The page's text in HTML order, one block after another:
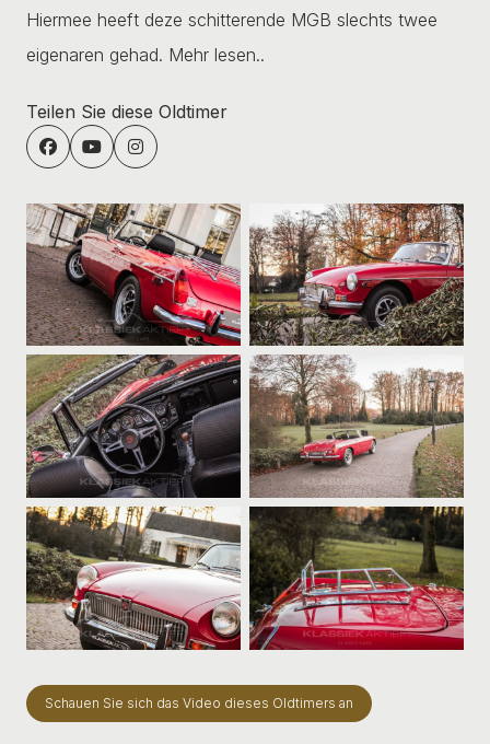
Hiermee heeft deze schitterende MGB slechts twee
eigenaren gehad. Mehr lesen..
Teilen Sie diese Oldtimer
Schauen Sie sich das Video dieses Oldtimers an